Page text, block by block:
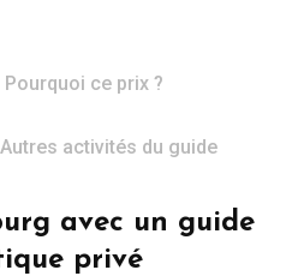
Pourquoi ce prix ?
Autres activités du guide
avec un guide
privé